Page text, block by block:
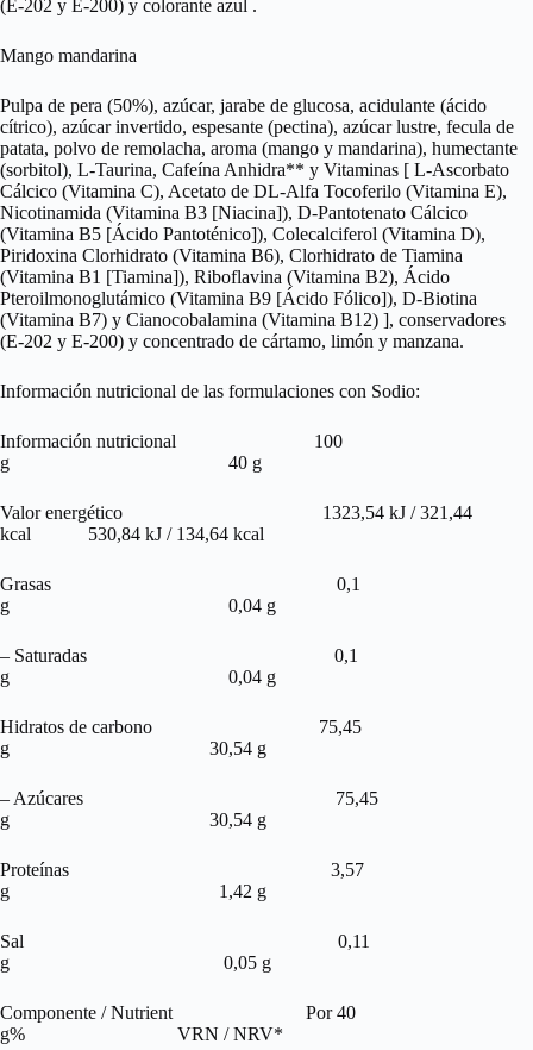
(E-202 y E-200) y colorante azul .
Mango mandarina
Pulpa de pera (50%), azúcar, jarabe de glucosa, acidulante (ácido
cítrico), azúcar invertido, espesante (pectina), azúcar lustre, fecula de
patata, polvo de remolacha, aroma (mango y mandarina), humectante
(sorbitol), L-Taurina, Cafeína Anhidra** y Vitaminas [ L-Ascorbato
Cálcico (Vitamina C), Acetato de DL-Alfa Tocoferilo (Vitamina E),
Nicotinamida (Vitamina B3 [Niacina]), D-Pantotenato Cálcico
(Vitamina B5 [Ácido Pantoténico]), Colecalciferol (Vitamina D),
Piridoxina Clorhidrato (Vitamina B6), Clorhidrato de Tiamina
(Vitamina B1 [Tiamina]), Riboflavina (Vitamina B2), Ácido
Pteroilmonoglutámico (Vitamina B9 [Ácido Fólico]), D-Biotina
(Vitamina B7) y Cianocobalamina (Vitamina B12) ], conservadores
(E-202 y E-200) y concentrado de cártamo, limón y manzana.
Información nutricional de las formulaciones con Sodio:
Información nutricional 100
g 40 g
Valor energético 1323,54 kJ / 321,44
kcal 530,84 kJ / 134,64 kcal
Grasas 0,1
g 0,04 g
– Saturadas 0,1
g 0,04 g
Hidratos de carbono 75,45
g 30,54 g
– Azúcares 75,45
g 30,54 g
Proteínas 3,57
g 1,42 g
Sal 0,11
g 0,05 g
Componente / Nutrient Por 40
g% VRN / NRV*